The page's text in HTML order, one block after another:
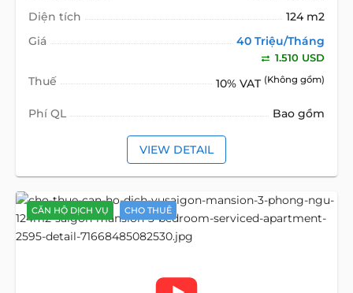
Diện tích
124 m2
Giá
40 Triệu/Tháng
1.510 USD
Thuế 10% VAT (Không gồm)
Phí QL Bao gồm
VIEW DETAIL
CĂN HỘ DỊCH VỤ CHO THUÊ